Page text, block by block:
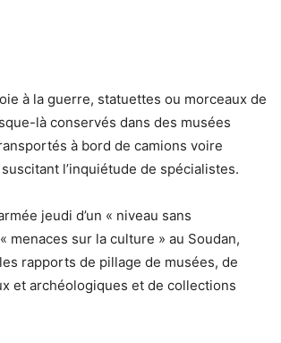
à la guerre, statuettes ou morceaux de
là conservés dans des musées
à bord de camions voire
l’inquiétude de spécialistes.
jeudi d’un « niveau sans
menaces sur la culture » au Soudan,
les rapports de pillage de musées, de
et archéologiques et de collections